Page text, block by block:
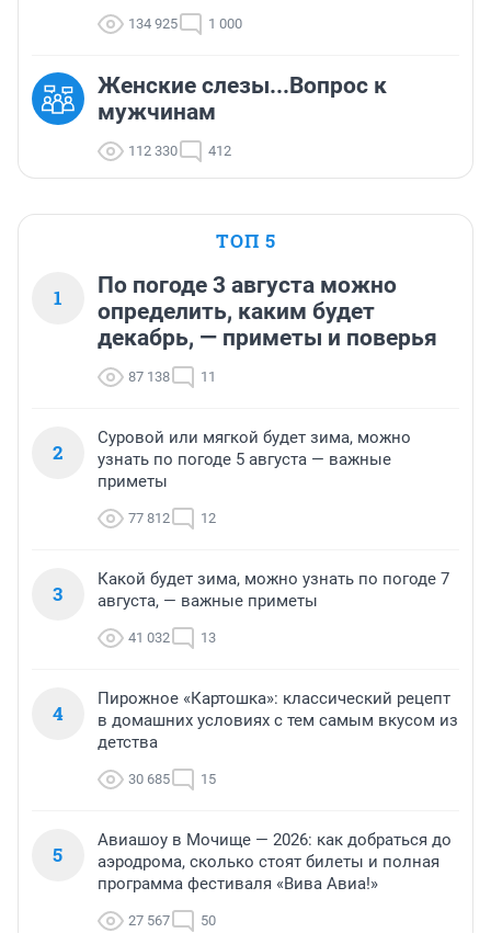
134 925 1 000
Женские слезы...Вопрос к
мужчинам
112 330 412
ТОП 5
1
По погоде 3 августа можно
определить, каким будет
декабрь, — приметы и поверья
87 138 11
2
Суровой или мягкой будет зима, можно
узнать по погоде 5 августа — важные
приметы
77 812 12
3
Какой будет зима, можно узнать по погоде 7
августа, — важные приметы
41 032 13
4
Пирожное «Картошка»: классический рецепт
в домашних условиях с тем самым вкусом из
детства
30 685 15
5
Авиашоу в Мочище — 2026: как добраться до
аэродрома, сколько стоят билеты и полная
программа фестиваля «Вива Авиа!»
27 567 50